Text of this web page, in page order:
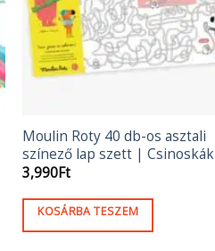
Moulin Roty 40 db-os asztali
színező lap szett | Csinoskák
3,990Ft
KOSÁRBA TESZEM